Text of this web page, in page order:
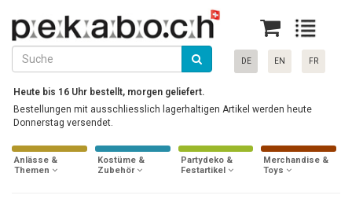
DE EN FR
Heute bis 16 Uhr bestellt, morgen geliefert.
Bestellungen mit ausschliesslich lagerhaltigen Artikel werden heute
Donnerstag versendet.
Anlässe &
Themen
Kostüme &
Zubehör
Partydeko &
Festartikel
Merchandise &
Toys